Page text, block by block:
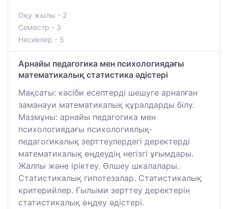
Оқу жылы - 2
Семестр - 3
Несиелер - 5
Арнайы педагогика мен психологиядағы
математикалық статистика әдістері
Мақсаты: кәсіби есептерді шешуге арналған
заманауи математикалық құралдарды білу.
Мазмұны: арнайы педагогика мен
психологиядағы психологиялық-
педагогикалық зерттеулердегі деректерді
математикалық өңдеудің негізгі ұғымдары.
Жалпы және іріктеу. Өлшеу шкалалары.
Статистикалық гипотезалар. Статистикалық
критерийлер. Ғылыми зерттеу деректерін
статистикалық өңдеу әдістері.